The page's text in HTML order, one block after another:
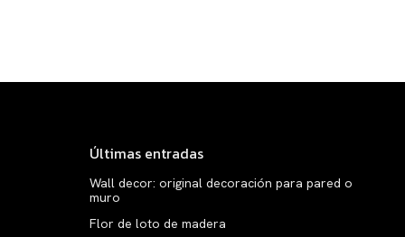
Últimas entradas
Wall decor: original decoración para pared o
muro
Flor de loto de madera